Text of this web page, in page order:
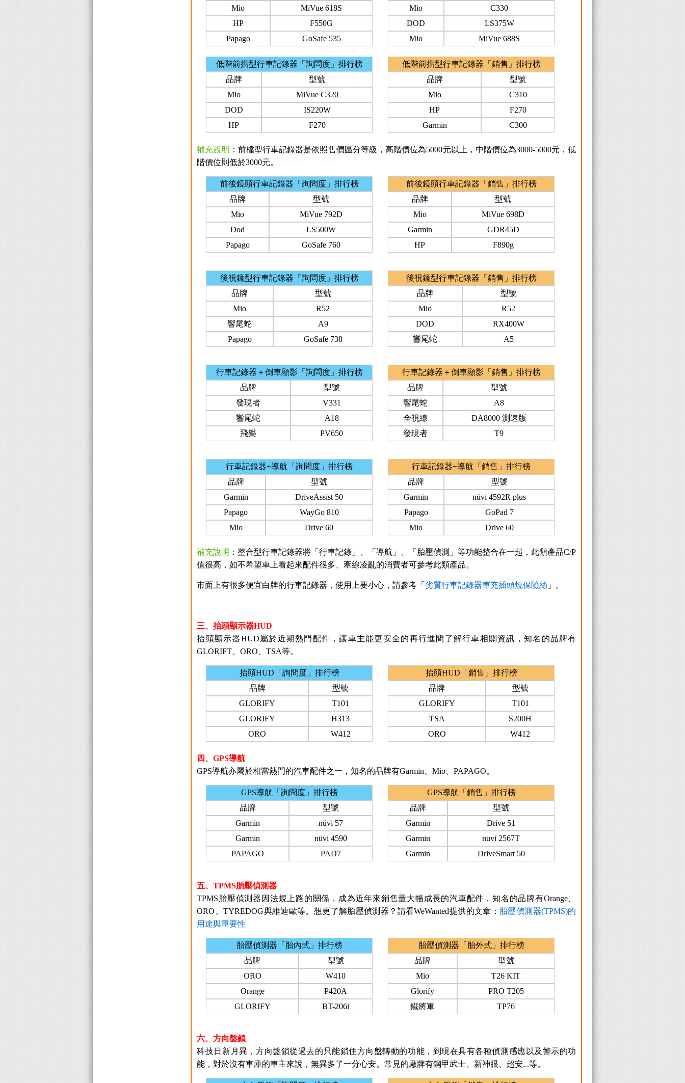
Mio
MiVue 618S
HP
F550G
Papago
GoSafe 535
Mio
C330
DOD
LS375W
Mio
MiVue 688S
低階前擋型行車記錄器「詢問度」排行榜
品牌
型號
Mio
MiVue C320
DOD
IS220W
HP
F270
低階前擋型行車記錄器「銷售」排行榜
品牌
型號
Mio
C310
HP
F270
Garmin
C300
補充說明 ：前檔型行車記錄器是依照售價區分等級，高階價位為5000元以上，中階價位為3000-5000元，低
階價位則低於3000元。
前後鏡頭行車記錄器「詢問度」排行榜
品牌
型號
Mio
MiVue 792D
Dod
LS500W
Papago
GoSafe 760
前後鏡頭行車記錄器「銷售」排行榜
品牌
型號
Mio
MiVue 698D
Garmin
GDR45D
HP
F890g
後視鏡型行車記錄器「詢問度」排行榜
品牌
型號
Mio
R52
響尾蛇
A9
Papago
GoSafe 738
後視鏡型行車記錄器「銷售」排行榜
品牌
型號
Mio
R52
DOD
RX400W
響尾蛇
A5
行車記錄器＋倒車顯影「詢問度」排行榜
品牌
型號
發現者
V331
響尾蛇
A18
飛樂
PV650
行車記錄器＋倒車顯影「銷售」排行榜
品牌
型號
響尾蛇
A8
全視線
DA8000 測速版
發現者
T9
行車記錄器+導航「詢問度」排行榜
品牌
型號
Garmin
DriveAssist 50
Papago
WayGo 810
Mio
Drive 60
行車記錄器+導航「銷售」排行榜
品牌
型號
Garmin
nüvi 4592R plus
Papago
GoPad 7
Mio
Drive 60
補充說明 ：整合型行車記錄器將「行車記錄」、「導航」、「胎壓偵測」等功能整合在一起，此類產品C/P
值很高，如不希望車上看起來配件很多、牽線凌亂的消費者可參考此類產品。
市面上有很多便宜白牌的行車記錄器，使用上要小心，請參考「劣質行車記錄器車充插頭燒保險絲 」。
三、抬頭顯示器HUD
抬頭顯示器HUD屬於近期熱門配件，讓車主能更安全的再行進間了解行車相關資訊，知名的品牌有
GLORIFT、ORO、TSA等。
抬頭HUD「詢問度」排行榜
品牌
型號
GLORIFY
T101
GLORIFY
H313
ORO
W412
抬頭HUD「銷售」排行榜
品牌
型號
GLORIFY
T101
TSA
S200H
ORO
W412
四、GPS導航
GPS導航亦屬於相當熱門的汽車配件之一，知名的品牌有Garmin、Mio、PAPAGO。
GPS導航「詢問度」排行榜
品牌
型號
Garmin
nüvi 57
Garmin
nüvi 4590
PAPAGO
PAD7
GPS導航「銷售」排行榜
品牌
型號
Garmin
Drive 51
Garmin
nuvi 2567T
Garmin
DriveSmart 50
五、TPMS胎壓偵測器
TPMS胎壓偵測器因法規上路的關係，成為近年來銷售量大幅成長的汽車配件，知名的品牌有Orange、
ORO、TYREDOG與維迪歐等。想更了解胎壓偵測器？請看WeWanted提供的文章： 胎壓偵測器(TPMS)的
用途與重要性
胎壓偵測器「胎內式」排行榜
品牌
型號
ORO
W410
Orange
P420A
GLORIFY
BT-206i
胎壓偵測器「胎外式」排行榜
品牌
型號
Mio
T26 KIT
Glorify
PRO T205
鐵將軍
TP76
六、方向盤鎖
科技日新月異，方向盤鎖從過去的只能鎖住方向盤轉動的功能，到現在具有各種偵測感應以及警示的功
能，對於沒有車庫的車主來說，無異多了一分心安。常見的廠牌有鋼甲武士、新神眼、超安...等。